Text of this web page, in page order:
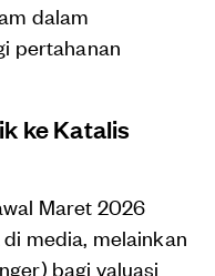
dalam
pertahanan
ke Katalis
Maret 2026
media, melainkan
bagi valuasi